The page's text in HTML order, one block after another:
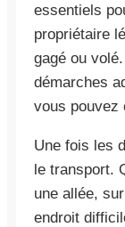
essentiels
propriétaire
gagé ou
démarches
vous pouvez
Une fois les
le transport.
une allée,
endroit